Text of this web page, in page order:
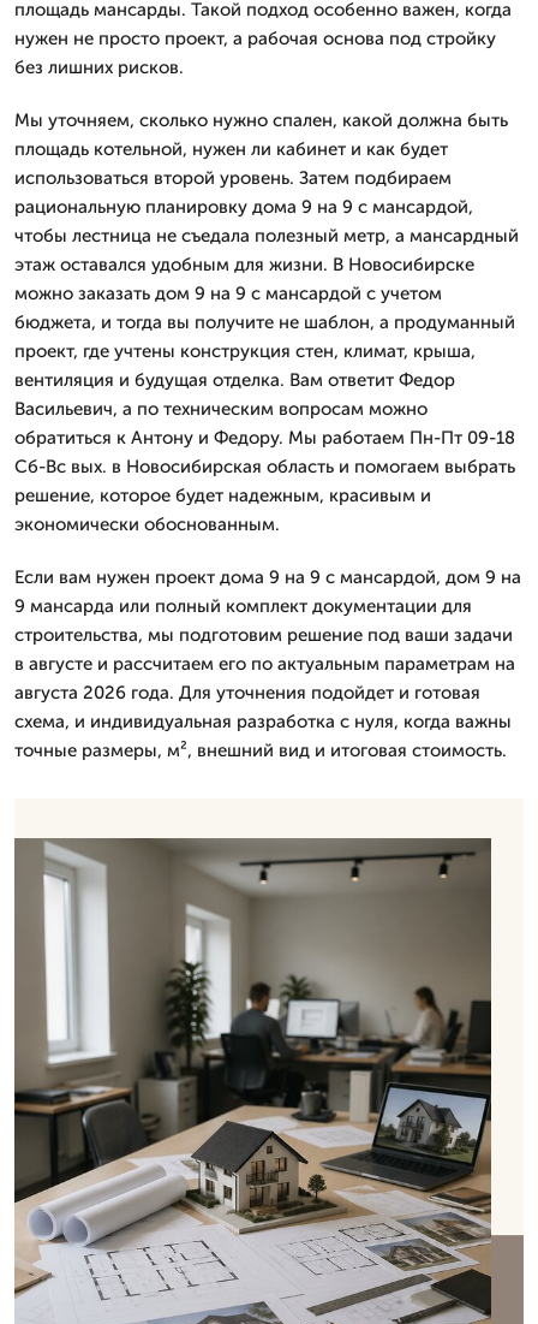
площадь мансарды. Такой подход особенно важен, когда
нужен не просто проект, а рабочая основа под стройку
без лишних рисков.
Мы уточняем, сколько нужно спален, какой должна быть
площадь котельной, нужен ли кабинет и как будет
использоваться второй уровень. Затем подбираем
рациональную планировку дома 9 на 9 с мансардой,
чтобы лестница не съедала полезный метр, а мансардный
этаж оставался удобным для жизни. В Новосибирске
можно заказать дом 9 на 9 с мансардой с учетом
бюджета, и тогда вы получите не шаблон, а продуманный
проект, где учтены конструкция стен, климат, крыша,
вентиляция и будущая отделка. Вам ответит Федор
Васильевич, а по техническим вопросам можно
обратиться к Антону и Федору. Мы работаем Пн-Пт 09-18
Сб-Вс вых. в Новосибирская область и помогаем выбрать
решение, которое будет надежным, красивым и
экономически обоснованным.
Если вам нужен проект дома 9 на 9 с мансардой, дом 9 на
9 мансарда или полный комплект документации для
строительства, мы подготовим решение под ваши задачи
в августе и рассчитаем его по актуальным параметрам на
августа 2026 года. Для уточнения подойдет и готовая
схема, и индивидуальная разработка с нуля, когда важны
точные размеры, м², внешний вид и итоговая стоимость.